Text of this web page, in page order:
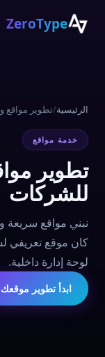
ZeroType
الرئيسية/تطوير مواقع
خدمة مواقع
تطوير
للشركات
كان موقع تعريفي
لوحة إدارة داخلية.
ابدأ تطوير موقعك